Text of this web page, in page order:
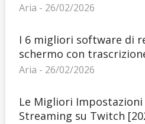
Aria - 26/02/2026
I 6 migliori software di
schermo con
Aria - 26/02/2026
Le Migliori Impostazioni
Streaming su Twitch